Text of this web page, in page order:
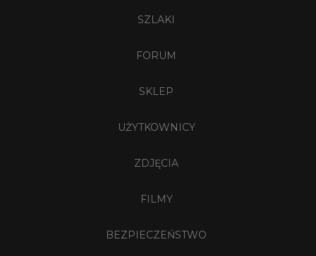
SZLAKI
FORUM
SKLEP
UŻYTKOWNICY
ZDJĘCIA
FILMY
BEZPIECZEŃSTWO